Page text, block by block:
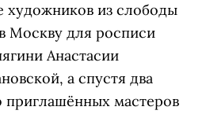
художников из слободы
Москву для росписи
Анастасии
а спустя два
приглашённых мастеров